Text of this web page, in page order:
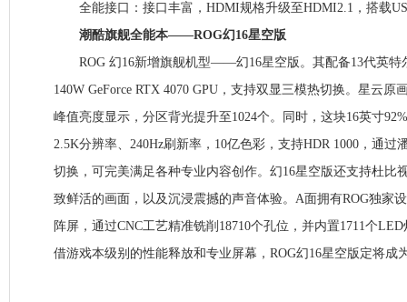
全能接口：接口丰富，HDMI规格升级至HDMI2.1，搭载
潮酷旗舰全能本——ROG幻16星空版
ROG 幻16新增旗舰机型——幻16星空版。其配备13代英特
140W GeForce RTX 4070 GPU，支持双显三模热切换。星云原
峰值亮度显示，分区背光提升至1024个。同时，这块16英寸
2.5K分辨率、240Hz刷新率，10亿色彩，支持HDR 1000，通过
切换，可完美满足各种专业内容创作。幻16星空版还支持杜比
致鲜活的画面，以及沉浸震撼的声音体验。A面拥有ROG独家
阵屏，通过CNC工艺精准铣削18710个孔位，并内置1711个
借游戏本级别的性能释放和专业屏幕，ROG幻16星空版定将成